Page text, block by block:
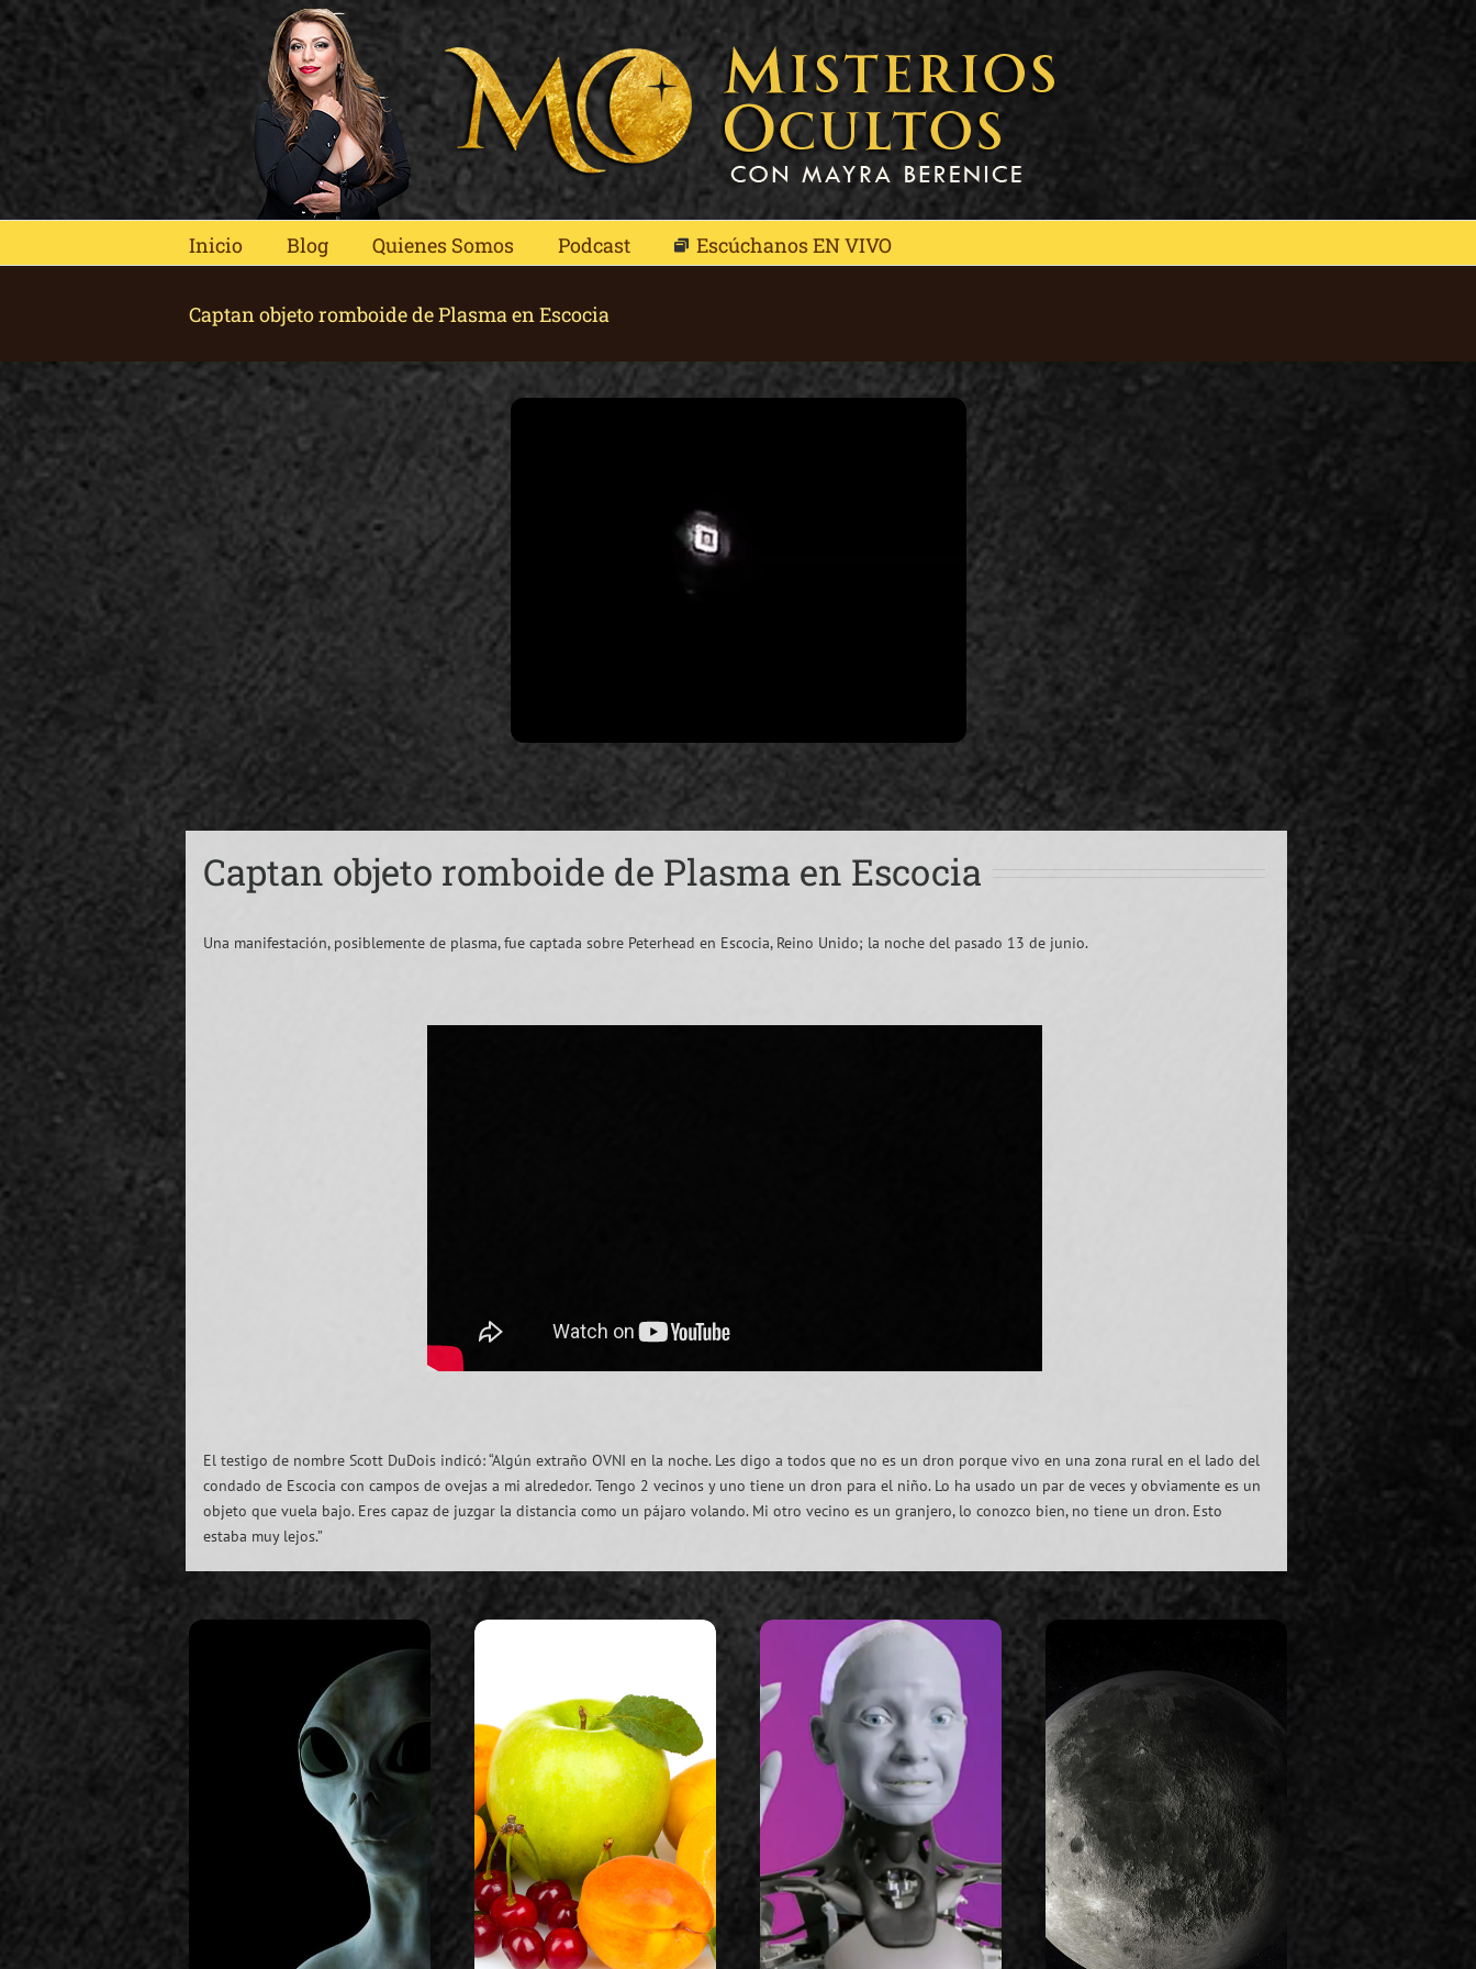
Skip
Inicio Blog Quienes Somos Podcast Escúchanos EN VIVO
Captan objeto romboide de Plasma en Escocia
Captan objeto romboide de Plasma en Escocia
Una manifestación, posiblemente de plasma, fue captada sobre Peterhead en Escocia, Reino Unido; la noche del pasado 13 de junio.
El testigo de nombre Scott DuDois indicó: “Algún extraño OVNI en la noche. Les digo a todos que no es un dron porque vivo en una zona rural en el lado del
condado de Escocia con campos de ovejas a mi alrededor. Tengo 2 vecinos y uno tiene un dron para el niño. Lo ha usado un par de veces y obviamente es un
objeto que vuela bajo. Eres capaz de juzgar la distancia como un pájaro volando. Mi otro vecino es un granjero, lo conozco bien, no tiene un dron. Esto
estaba muy lejos.”